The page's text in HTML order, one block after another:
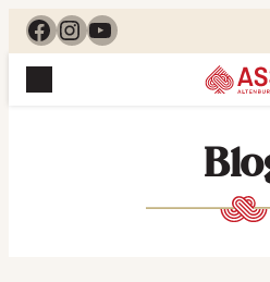
Facebook
Instagram
YouTube
Themenwelten
Suchen, finden,